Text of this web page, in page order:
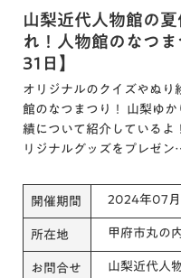
山梨近代人物館の
れ！人物館のなつ
31日】
オリジナルのクイズやぬり
館のなつまつり！ 山梨ゆ
績について紹介しているよ
リジナルグッズをプレゼ
開催期間 2024年07
所在地 甲府市丸の
お問合せ
山梨近代人